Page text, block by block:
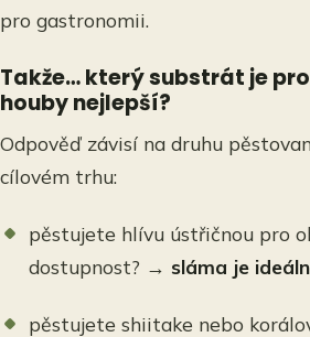
pro gastronomii.
Takže… který substrát je
houby nejlepší?
Odpověď závisí na druhu
cílovém trhu:
pěstujete hlívu ústřičnou pro
dostupnost? → sláma je
pěstujete shiitake nebo